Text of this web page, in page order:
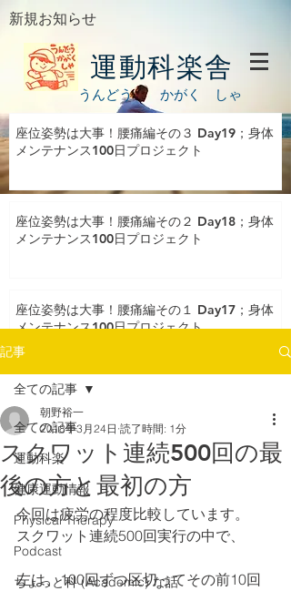
新規お知らせ
運動科楽舎
うんどう かがく しゃ
座位姿勢は大事！腰痛編その３ Day19；身体
メンテナンス100日プロジェクト
座位姿勢は大事！腰痛編その２ Day18；身体
メンテナンス100日プロジェクト
座位姿勢は大事！腰痛編その１ Day17；身体
メンテナンス100日プロジェクト
記事
全ての記事
運動科楽
健康運動情報
Physical Therapy
Podcast
ちょっと科 (Academic) な話
全ての記事
スクワット連続500回の最
後の方と最初の方
朝野裕一
2018年3月24日 読了時間: 1分
今回は疲労の程度比較しています。
スクワット連続500回実行の中で、
左は、100回ずつ区切ってその前10回